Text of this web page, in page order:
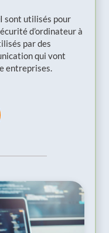
sont utilisés pour
d’ordinateur à
par des
qui vont
entreprises.